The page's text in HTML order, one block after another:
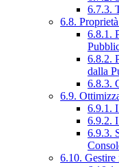
6.7.3.
6.8.
6.8.1.
6.8.2.
dalla
6.8.3.
6.9.
6.9.1.
6.9.2.
6.9.3.
6.10. Gestire